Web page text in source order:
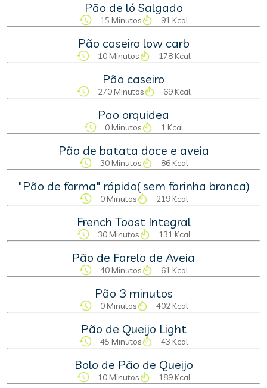
Pão de ló Salgado
15 Minutos 91 Kcal
Pão caseiro low carb
10 Minutos 178 Kcal
Pão caseiro
270 Minutos 69 Kcal
Pao orquidea
0 Minutos 1 Kcal
Pão de batata doce e aveia
30 Minutos 86 Kcal
"Pão de forma" rápido( sem farinha branca)
0 Minutos 219 Kcal
French Toast Integral
30 Minutos 131 Kcal
Pão de Farelo de Aveia
40 Minutos 61 Kcal
Pão 3 minutos
0 Minutos 402 Kcal
Pão de Queijo Light
45 Minutos 43 Kcal
Bolo de Pão de Queijo
10 Minutos 189 Kcal